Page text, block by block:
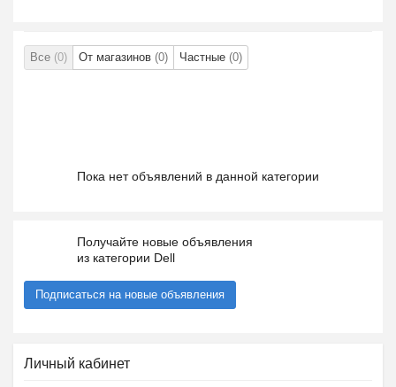
Все (0) От магазинов (0) Частные (0)
Пока нет объявлений в данной категории
Получайте новые объявления
из категории Dell
Подписаться на новые объявления
Личный кабинет